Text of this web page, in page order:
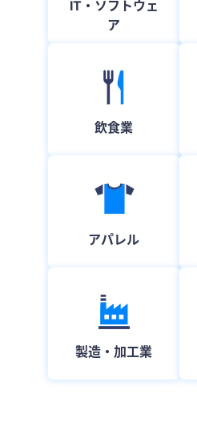
IT・ソフトウェ
ア
飲食業
アパレル
製造・加工業